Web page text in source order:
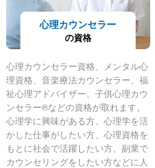
心理カウンセラー
の資格
心理カウンセラー資格、メンタル心
理資格、音楽療法カウンセラー、福
祉心理アドバイザー、子供心理カウ
ンセラー®などの資格が取れます。
心理学に興味がある方、心理学を活
かした仕事がしたい方、心理資格を
もとに社会で活躍したい方、副業で
カウンセリングをしたい方などに人